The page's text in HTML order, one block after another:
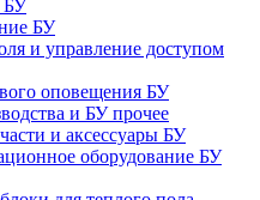
БУ
БУ
и управление доступом
оповещения БУ
и БУ прочее
и аксессуары БУ
оборудование БУ